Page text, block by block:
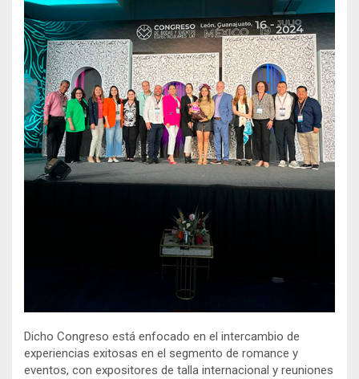
Dicho Congreso está enfocado en el intercambio de
experiencias exitosas en el segmento de romance y
eventos, con expositores de talla internacional y reuniones